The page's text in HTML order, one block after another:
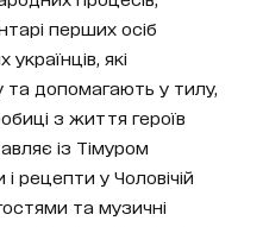
перших осіб
які
допомагають у тилу,
з життя героїв
із Тімуром
рецепти у Чоловічій
та музичні